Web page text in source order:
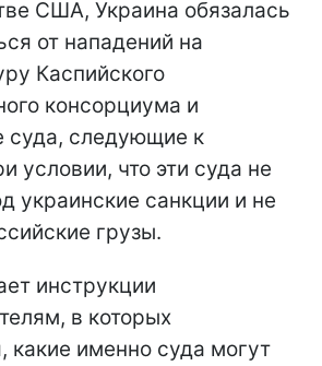
США, Украина обязалась
от нападений на
Каспийского
консорциума и
суда, следующие к
условии, что эти суда не
украинские санкции и не
грузы.
инструкции
в которых
какие именно суда могут